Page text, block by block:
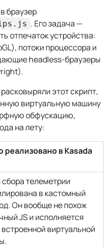
браузер
. Его задача —
отпечаток устройства:
потоки процессора и
headless-браузеры
этот скрипт,
виртуальную машину
обфускацию,
на лету:
реализовано в Kasada
сбора телеметрии
в кастомный
Он вообще не похож
JS и исполняется
встроенной виртуальной